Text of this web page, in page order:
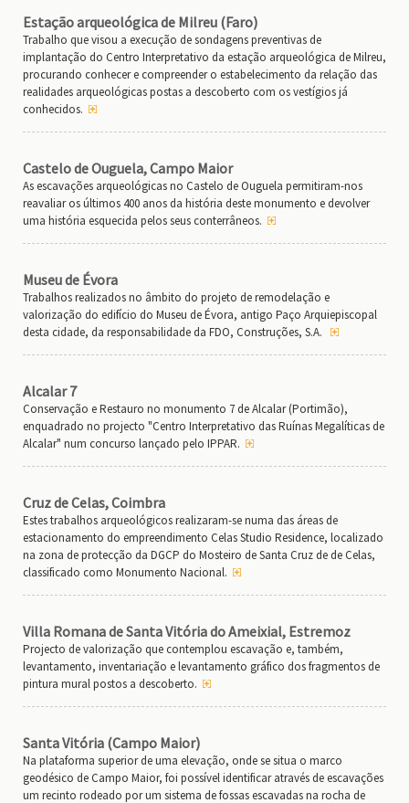
Estação arqueológica de Milreu (Faro)
Trabalho que visou a execução de sondagens preventivas de
implantação do Centro Interpretativo da estação arqueológica de Milreu,
procurando conhecer e compreender o estabelecimento da relação das
realidades arqueológicas postas a descoberto com os vestígios já
conhecidos.
Castelo de Ouguela, Campo Maior
As escavações arqueológicas no Castelo de Ouguela permitiram-nos
reavaliar os últimos 400 anos da história deste monumento e devolver
uma história esquecida pelos seus conterrâneos.
Museu de Évora
Trabalhos realizados no âmbito do projeto de remodelação e
valorização do edifício do Museu de Évora, antigo Paço Arquiepiscopal
desta cidade, da responsabilidade da FDO, Construções, S.A.
Alcalar 7
Conservação e Restauro no monumento 7 de Alcalar (Portimão),
enquadrado no projecto "Centro Interpretativo das Ruínas Megalíticas de
Alcalar" num concurso lançado pelo IPPAR.
Cruz de Celas, Coimbra
Estes trabalhos arqueológicos realizaram-se numa das áreas de
estacionamento do empreendimento Celas Studio Residence, localizado
na zona de protecção da DGCP do Mosteiro de Santa Cruz de de Celas,
classificado como Monumento Nacional.
Villa Romana de Santa Vitória do Ameixial, Estremoz
Projecto de valorização que contemplou escavação e, também,
levantamento, inventariação e levantamento gráfico dos fragmentos de
pintura mural postos a descoberto.
Santa Vitória (Campo Maior)
Na plataforma superior de uma elevação, onde se situa o marco
geodésico de Campo Maior, foi possível identificar através de escavações
um recinto rodeado por um sistema de fossas escavadas na rocha de